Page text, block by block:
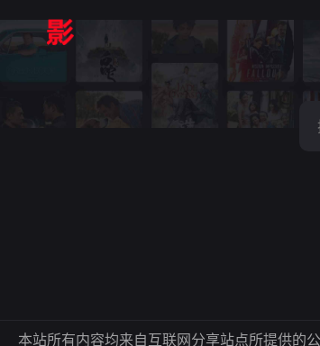
本站所有内容均来自互联网分享站点所提供的